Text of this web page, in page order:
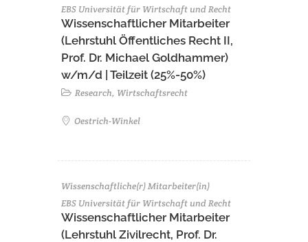
EBS Universität für Wirtschaft und Recht
Wissenschaftlicher Mitarbeiter
(Lehrstuhl Öffentliches Recht II,
Prof. Dr. Michael Goldhammer)
w/m/d | Teilzeit (25%-50%)
Research, Wirtschaftsrecht
Oestrich-Winkel
Wissenschaftliche(r) Mitarbeiter(in)
EBS Universität für Wirtschaft und Recht
Wissenschaftlicher Mitarbeiter
(Lehrstuhl Zivilrecht, Prof. Dr.